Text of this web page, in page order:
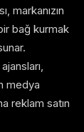
markanızın
bağ kurmak
medya
reklam satın